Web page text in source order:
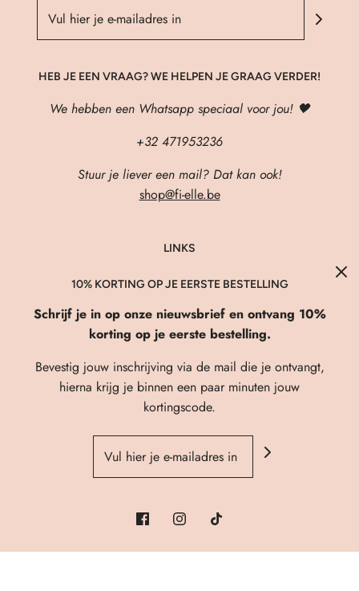
HEB JE EEN VRAAG? WE HELPEN JE GRAAG VERDER!
We hebben een Whatsapp speciaal voor jou! 🖤
+32 471953236
Stuur je liever een mail? Dat kan ook!
shop@fi-elle.be
LINKS
About Us
Verzenden & Retourneren
FAQ
Privacybeleid
Algemene Voorwaarden
Contact
10% KORTING OP JE EERSTE BESTELLING
Schrijf je in op onze nieuwsbrief en ontvang 10%
korting op je eerste bestelling.
Bevestig jouw inschrijving via de mail die je ontvangt,
hierna krijg je binnen een paar minuten jouw
kortingscode.